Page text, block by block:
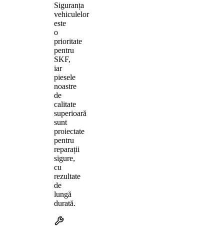
Siguranța
vehiculelor
este
o
prioritate
pentru
SKF,
iar
piesele
noastre
de
calitate
superioară
sunt
proiectate
pentru
reparații
sigure,
cu
rezultate
de
lungă
durată.